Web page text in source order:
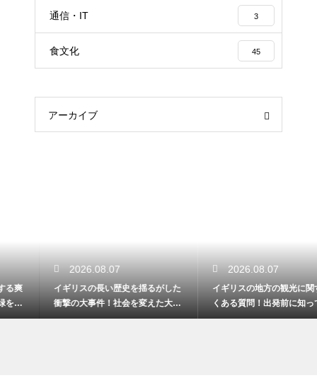
通信・IT 3
食文化 45
アーカイブ
2026.08.07
イギリスの長い歴史を揺るがした
衝撃の大事件！社会を変えた大転
換期
2026.08.07
イギリスの地方の観光に関するよ
くある質問！出発前に知っておき
たい疑問解消